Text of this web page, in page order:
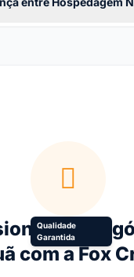
Qualidade
Garantida
Seu
com a Fox